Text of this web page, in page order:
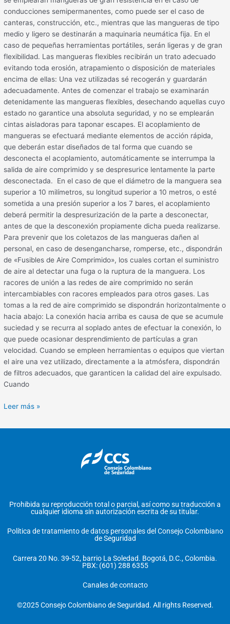
conducciones semipermanentes, como puede ser el caso de
canteras, construcción, etc., mientras que las mangueras de tipo
medio y ligero se destinarán a maquinaria neumática fija. En el
caso de pequeñas herramientas portátiles, serán ligeras y de gran
flexibilidad. Las mangueras flexibles recibirán un trato adecuado
evitando toda erosión, atrapamiento o disposición de materiales
encima de ellas: Una vez utilizadas sé recogerán y guardarán
adecuadamente. Antes de comenzar el trabajo se examinarán
detenidamente las mangueras flexibles, desechando aquellas cuyo
estado no garantice una absoluta seguridad, y no se emplearán
cintas aisladoras para taponar escapes. El acoplamiento de
mangueras se efectuará mediante elementos de acción rápida,
que deberán estar diseñados de tal forma que cuando se
desconecta el acoplamiento, automáticamente se interrumpa la
salida de aire comprimido y se despresurice lentamente la parte
desconectada. En el caso de que el diámetro de la manguera sea
superior a 10 milímetros, su longitud superior a 10 metros, o esté
sometida a una presión superior a los 7 bares, el acoplamiento
deberá permitir la despresurización de la parte a desconectar,
antes de que la desconexión propiamente dicha pueda realizarse.
Para prevenir que los coletazos de las mangueras dañen al
personal, en caso de desengancharse, romperse, etc., dispondrán
de «Fusibles de Aire Comprimido», los cuales cortan el suministro
de aire al detectar una fuga o la ruptura de la manguera. Los
racores de unión a las redes de aire comprimido no serán
intercambiables con racores empleados para otros gases. Las
tomas a la red de aire comprimido se dispondrán horizontalmente o
hacia abajo: La conexión hacia arriba es causa de que se acumule
suciedad y se recurra al soplado antes de efectuar la conexión, lo
que puede ocasionar desprendimiento de partículas a gran
velocidad. Cuando se empleen herramientas o equipos que viertan
el aire una vez utilizado, directamente a la atmósfera, dispondrán
de filtros adecuados, que garanticen la calidad del aire expulsado.
Cuando
Leer más »
Prohibida su reproducción total o parcial, así como su traducción a
cualquier idioma sin autorización escrita de su titular.
Política de tratamiento de datos personales del Consejo Colombiano
de Seguridad
Carrera 20 No. 39-52, barrio La Soledad. Bogotá, D.C., Colombia.
PBX: (601) 288 6355
Canales de contacto
©2025 Consejo Colombiano de Seguridad. All rights Reserved.